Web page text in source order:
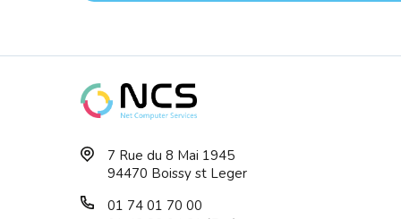
OPTOMA ZH450 Projector
FHD 1920x1080 ...
7 Rue du 8 Mai 1945
94470 Boissy st Leger
01 74 01 70 00